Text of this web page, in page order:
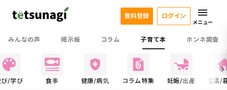
みんなの声 掲示板 コラム 子育て本 ホンネ調査
無料登録 ログイン
メニュー
び/学び 食事 健康/病気 コラム特集 妊娠/出産 生活/